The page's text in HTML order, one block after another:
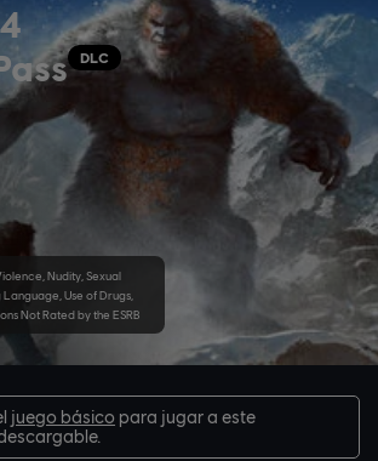
Nudity, Sexual
Use of Drugs,
Not Rated by the ESRB
DLC
juego básico para jugar a este